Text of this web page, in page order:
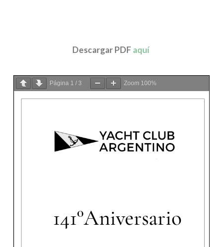
Descargar PDF aquí
Página 1 / 3 Zoom 100%